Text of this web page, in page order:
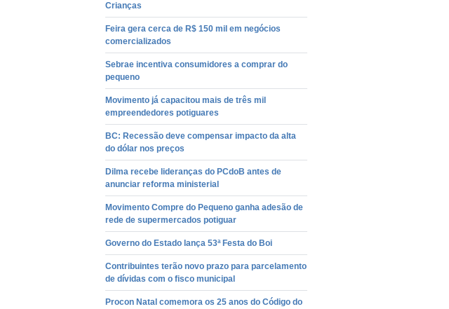
Crianças
Feira gera cerca de R$ 150 mil em negócios
comercializados
Sebrae incentiva consumidores a comprar do
pequeno
Movimento já capacitou mais de três mil
empreendedores potiguares
BC: Recessão deve compensar impacto da alta
do dólar nos preços
Dilma recebe lideranças do PCdoB antes de
anunciar reforma ministerial
Movimento Compre do Pequeno ganha adesão de
rede de supermercados potiguar
Governo do Estado lança 53ª Festa do Boi
Contribuintes terão novo prazo para parcelamento
de dívidas com o fisco municipal
Procon Natal comemora os 25 anos do Código do